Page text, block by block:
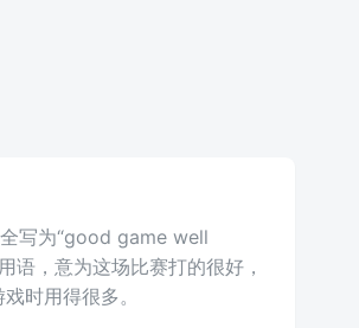
写为“good game well
语，意为这场比赛打的很好，
时用得很多。